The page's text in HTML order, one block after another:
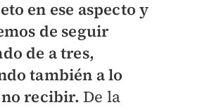
en ese aspecto y
de seguir
de a tres,
también a lo
recibir.De la